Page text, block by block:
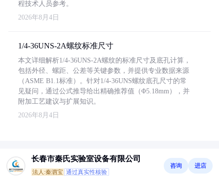
程技术人员参考。
2026年8月4日
1/4-36UNS-2A螺纹标准尺寸
本文详细解析1/4-36UNS-2A螺纹的标准尺寸及底孔计算，
包括外径、螺距、公差等关键参数，并提供专业数据来源
（ASME B1.1标准）。针对1/4-36UNS螺纹底孔尺寸的常
见疑问，通过公式推导给出精确推荐值（Φ5.18mm），并
附加工艺建议与扩展知识。
2026年8月4日
长春市秦氏实验室设备有限公司
法人:秦泗宝 通过真实性核验
咨询 进店